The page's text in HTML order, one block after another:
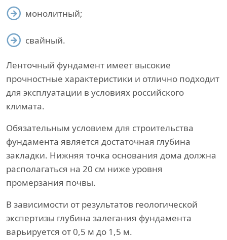
монолитный;
свайный.
Ленточный фундамент имеет высокие
прочностные характеристики и отлично подходит
для эксплуатации в условиях российского
климата.
Обязательным условием для строительства
фундамента является достаточная глубина
закладки. Нижняя точка основания дома должна
располагаться на 20 см ниже уровня
промерзания почвы.
В зависимости от результатов геологической
экспертизы глубина залегания фундамента
варьируется от 0,5 м до 1,5 м.